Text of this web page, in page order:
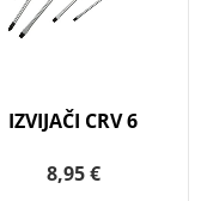
IZVIJAČI CRV 6
8,95 €